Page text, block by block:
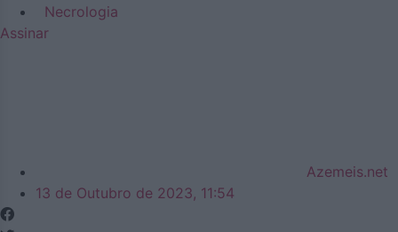
Necrologia
Assinar
Azemeis.net
13 de Outubro de 2023, 11:54